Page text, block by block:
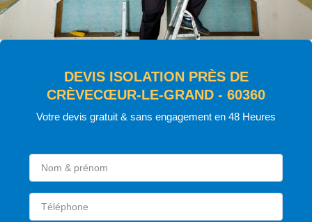
DEVIS ISOLATION PRÈS DE
CRÈVECŒUR-LE-GRAND - 60360
Votre devis gratuit & sans engagement en 48 Heures